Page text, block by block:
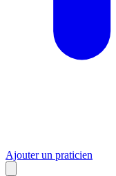
Ajouter un praticien